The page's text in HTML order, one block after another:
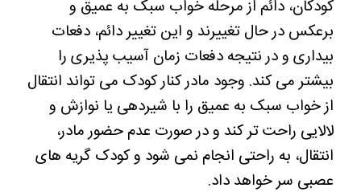
کودکان، دائم از مرحله خواب سبک به عمیق و
برعکس در حال تغییرند و این تغییر دائم، دفعات
بیداری و در نتیجه دفعات زمان آسیب پذیری را
بیشتر می کند.‌ وجود مادر کنار کودک می تواند انتقال
از خواب سبک به عمیق را با شیردهی یا نوازش و
لالایی راحت تر کند و در صورت عدم حضور مادر،
انتقال، به راحتی انجام نمی شود و کودک گریه های
عصبی سر خواهد داد.